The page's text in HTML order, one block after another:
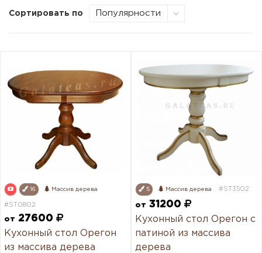
Сортировать по
16 Массив дерева
#ST0802
от
27600
Кухонный стол Орегон
из массива дерева
5 Массив дерева #ST3502
от 31200
Кухонный стол Орегон с
патиной из массива
дерева